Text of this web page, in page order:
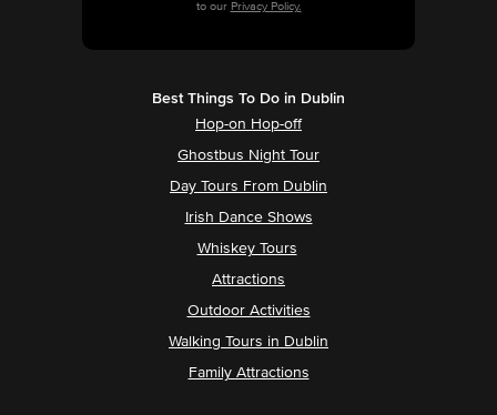
to our Privacy Policy.
Best Things To Do in Dublin
Hop-on Hop-off
Ghostbus Night Tour
Day Tours From Dublin
Irish Dance Shows
Whiskey Tours
Attractions
Outdoor Activities
Walking Tours in Dublin
Family Attractions